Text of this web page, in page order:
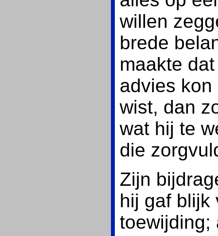
willen
brede
maakte
advies
wist, dan
wat hij te
die
Zijn
hij gaf blijk
toewijding;